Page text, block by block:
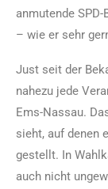
anmutende
– wie er sehr
Just seit der
nahezu jede
Ems-Nassau.
sieht, auf denen
gestellt. In
auch nicht